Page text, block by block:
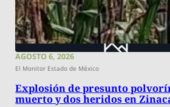
AGOSTO 6, 2026
El Monitor Estado de México
Explosión de presunto
muerto y dos heridos en